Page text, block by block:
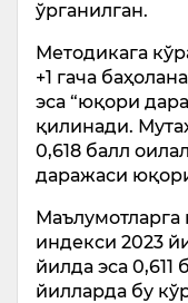
ўрганилган.
Методикага
+1 гача
эса “юқори
қилинади.
0,618 балл
даражаси
Маълумотларга
индекси 2023
йилда эса 0,611
йилларда бу